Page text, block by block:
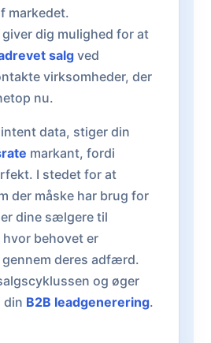
markedet.
dig mulighed for at
salg ved
virksomheder, der
nu.
data, stiger din
markant, fordi
I stedet for at
der måske har brug for
dine sælgere til
behovet er
deres adfærd.
og øger
din B2B leadgenerering.